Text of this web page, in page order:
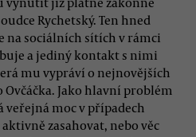
Rychetský. Ten hned
na sociálních sítích v rámci
a jediný kontakt s nimi
mu vypráví o nejnovějších
Jako hlavní problém
moc v případech
zasahovat, nebo věc